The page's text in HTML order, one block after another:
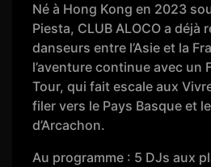
Né à Hong Kong en 2023
Piesta, CLUB ALOCO a déjà
danseurs entre l’Asie et la
l’aventure continue avec un
Tour, qui fait escale aux
filer vers le Pays Basque et
d’Arcachon.
Au programme : 5 DJs aux